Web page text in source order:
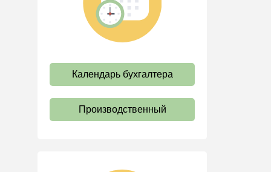
труда
Отпуск и время отдыха
Ответственность и
взыскания
Пенсии
Календарь бухгалтера
Производственный